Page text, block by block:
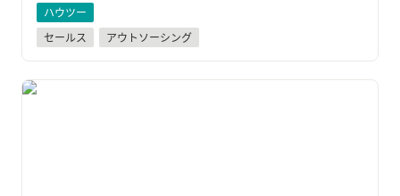
ハウツー
セールス
アウトソーシング
BtoB企業でインサイドセールスが担う役割と成果を上